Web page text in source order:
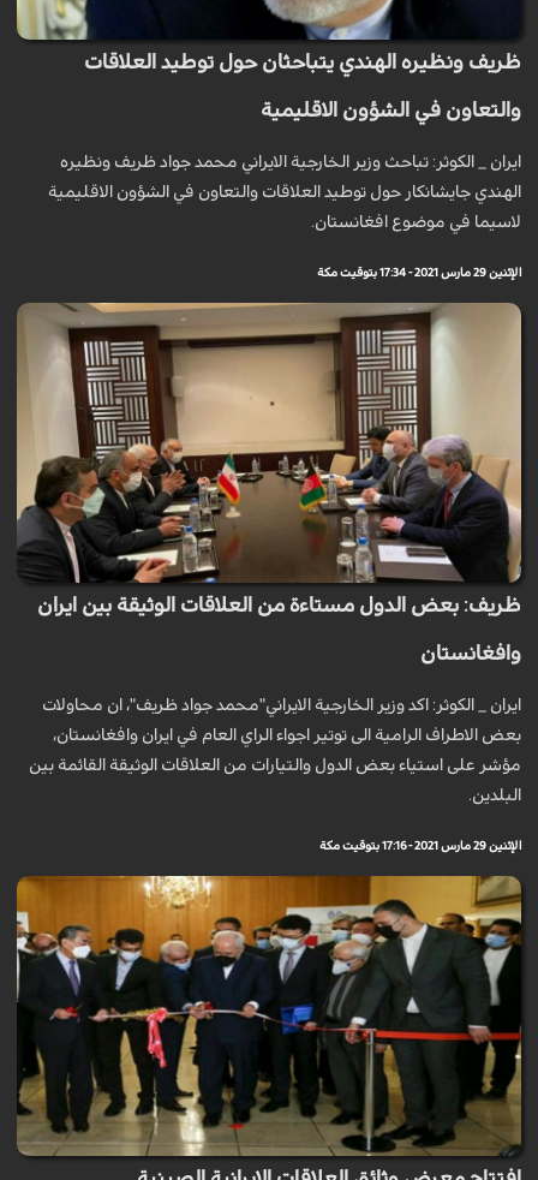
ظريف ونظيره الهندي يتباحثان حول توطيد العلاقات
والتعاون في الشؤون الاقليمية
ايران _ الكوثر: تباحث وزير الخارجية الايراني محمد جواد ظريف ونظيره
الهندي جايشانكار حول توطيد العلاقات والتعاون في الشؤون الاقليمية
لاسيما في موضوع افغانستان.
الإثنين 29 مارس 2021 - 17:34 بتوقيت مكة
ظريف: بعض الدول مستاءة من العلاقات الوثيقة بين ايران
وافغانستان
ايران _ الكوثر: اكد وزير الخارجية الايراني"محمد جواد ظريف"، ان محاولات
بعض الاطراف الرامية الى توتير اجواء الراي العام في ايران وافغانستان،
مؤشر على استياء بعض الدول والتيارات من العلاقات الوثيقة القائمة بين
البلدين.
الإثنين 29 مارس 2021 - 17:16 بتوقيت مكة